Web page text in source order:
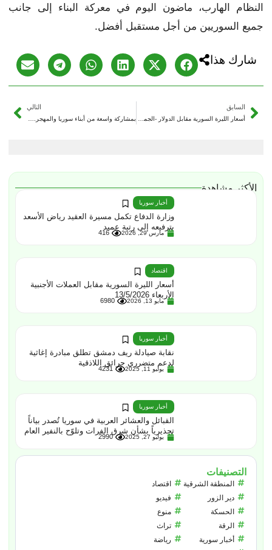
النظام الهارب، ماضون اليوم في معركة البناء إلى جانب
جميع السوريين من أجل مستقبل أفضل.
شارك هذا
السابق
أسعار الليرة السورية مقابل الدولار -الجمعة 12/09/2025
التالي
بمشاركة واسعة من أبناء سوريا والمهجر.. حملة “دير العز” تجمع أكثر من 30 مليون دولار في يومها الأول
الأكثر مشاهدة
أخبار سوريا
وزارة الدفاع تكمل مسيرة العقيد رياض الأسعد
بترفيعه إلى رتبة عميد
مارس 29, 2026 416
اقتصاد
أسعار الليرة السورية مقابل العملات الأجنبية
الأربعاء 13/5/2026
مايو 13, 2026 6980
أخبار سوريا
نقابة صيادلة ريف دمشق تطلق مبادرة إغاثية
لدعم متضرري حرائق اللاذقية
يوليو 11, 2025 4231
أخبار سوريا
القبائل والعشائر العربية في سوريا تُصدر بياناً
تحذيرياً بشأن شرق الفرات وتلوّح بالنفير العام
يوليو 27, 2025 2990
التصنيفات
المنطقة الشرقية
دير الزور
الحسكة
الرقة
أخبار سورية
اقتصاد
فيديو
منوع
تراث
رياضة